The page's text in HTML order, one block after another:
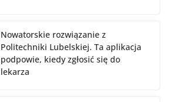
Nowatorskie rozwiązanie z
Politechniki Lubelskiej. Ta aplikacja
podpowie, kiedy zgłosić się do
lekarza